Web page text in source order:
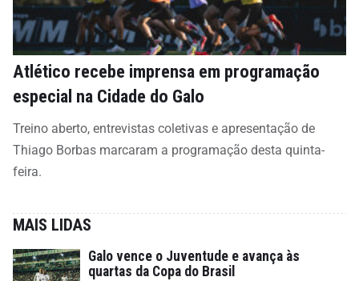
Atlético recebe imprensa em programação
especial na Cidade do Galo
Treino aberto, entrevistas coletivas e apresentação de
Thiago Borbas marcaram a programação desta quinta-
feira.
MAIS LIDAS
Galo vence o Juventude e avança às
quartas da Copa do Brasil